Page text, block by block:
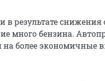
в результате
много бензина.
на более экономичные